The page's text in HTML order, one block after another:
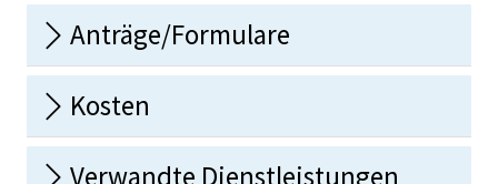
Anträge/Formulare
Kosten
Verwandte Dienstleistungen